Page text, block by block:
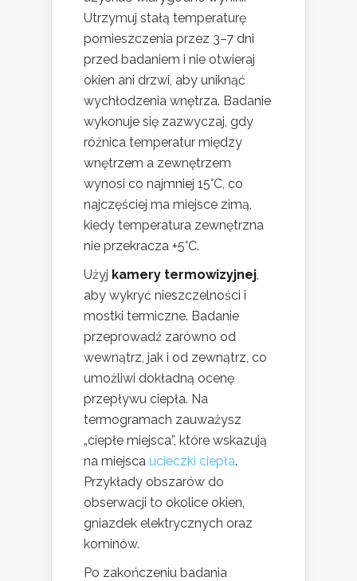
Utrzymuj stałą temperaturę
pomieszczenia przez 3–7 dni
przed badaniem i nie otwieraj
okien ani drzwi, aby uniknąć
wychłodzenia wnętrza. Badanie
wykonuje się zazwyczaj, gdy
różnica temperatur między
wnętrzem a zewnętrzem
wynosi co najmniej 15°C, co
najczęściej ma miejsce zimą,
kiedy temperatura zewnętrzna
nie przekracza +5°C.
Użyj kamery termowizyjnej
aby wykryć nieszczelności i
mostki termiczne. Badanie
przeprowadź zarówno od
wewnątrz, jak i od zewnątrz, co
umożliwi dokładną ocenę
przepływu ciepła. Na
termogramach zauważysz
„ciepłe miejsca”, które wskazują
na miejsca ucieczki ciepła.
Przykłady obszarów do
obserwacji to okolice okien,
gniazdek elektrycznych oraz
kominów.
Po zakończeniu badania